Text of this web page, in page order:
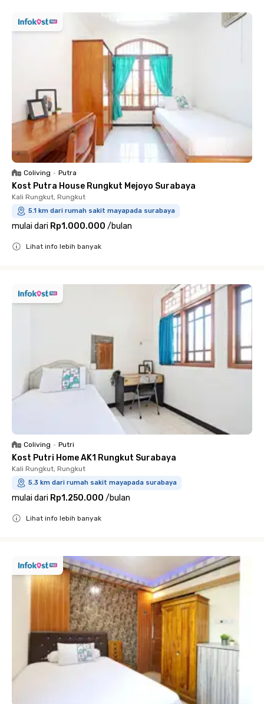
Coliving • Putra
Kost Putra House Rungkut Mejoyo Surabaya
Kali Rungkut, Rungkut
5.1 km dari rumah sakit mayapada surabaya
mulai dari Rp1.000.000 /bulan
Lihat info lebih banyak
Coliving • Putri
Kost Putri Home AK1 Rungkut Surabaya
Kali Rungkut, Rungkut
5.3 km dari rumah sakit mayapada surabaya
mulai dari Rp1.250.000 /bulan
Lihat info lebih banyak